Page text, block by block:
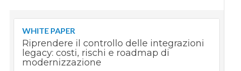
WHITE PAPER
Riprendere il controllo delle integrazioni
legacy: costi, rischi e roadmap di
modernizzazione